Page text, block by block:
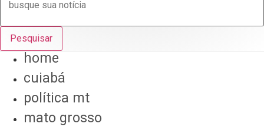
Pesquisar
home
cuiabá
política mt
mato grosso